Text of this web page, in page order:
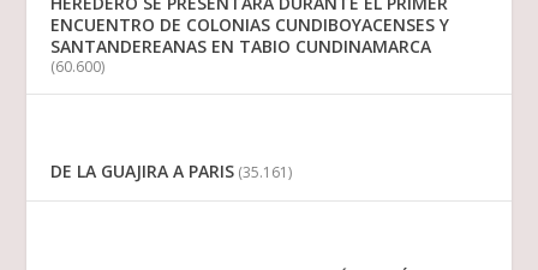
ENCUENTRO DE COLONIAS CUNDIBOYACENSES Y
SANTANDEREANAS EN TABIO CUNDINAMARCA
(60.600)
DE LA GUAJIRA A PARIS (35.161)